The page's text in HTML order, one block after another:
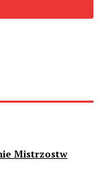
Mistrzostw